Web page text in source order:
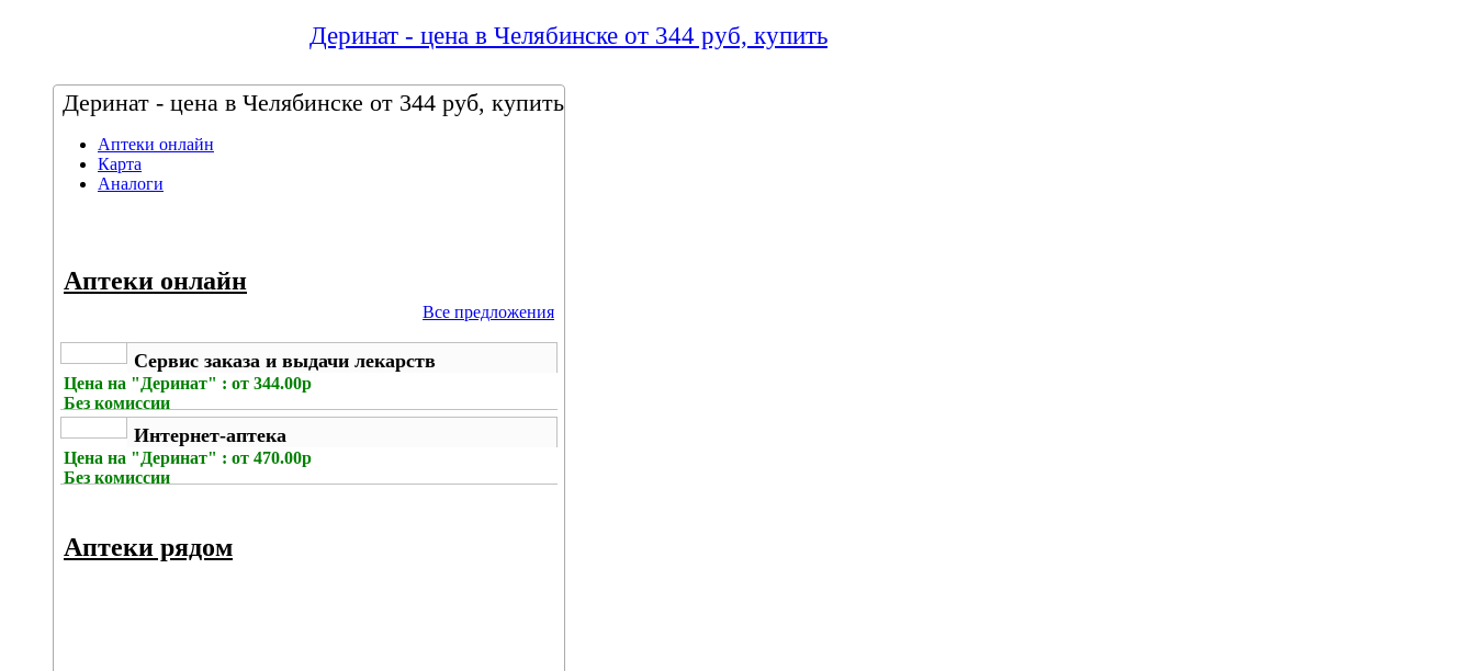
Деринат - цена в Челябинске от 344 руб, купить
Деринат - цена в Челябинске от 344 руб, купить
Аптеки онлайн
Карта
Аналоги
Аптеки онлайн
Все предложения
Сервис заказа и выдачи лекарств
Цена на "Деринат" : от 344.00р
Без комиссии
Интернет-аптека
Цена на "Деринат" : от 470.00р
Без комиссии
Аптеки рядом